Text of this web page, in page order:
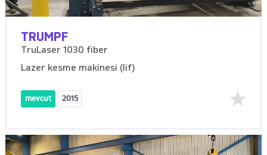
TRUMPF
TruLaser 1030 fiber
Lazer kesme makinesi (lif)
mevcut 2015